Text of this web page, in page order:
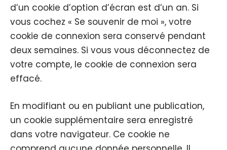
d’un cookie d’option d’écran est d’un an. Si
vous cochez « Se souvenir de moi », votre
cookie de connexion sera conservé pendant
deux semaines. Si vous vous déconnectez de
votre compte, le cookie de connexion sera
effacé.
En modifiant ou en publiant une publication,
un cookie supplémentaire sera enregistré
dans votre navigateur. Ce cookie ne